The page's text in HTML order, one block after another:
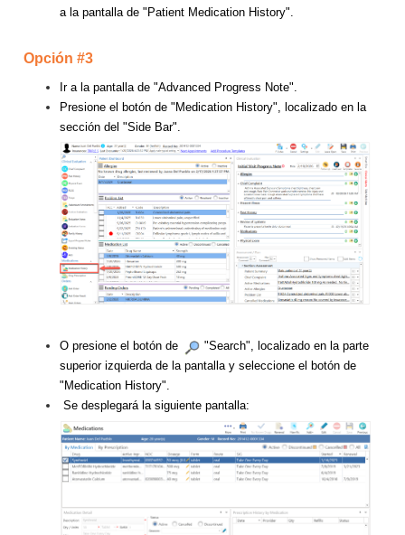
a la pantalla de "Patient Medication History".
Opción #3
Ir a la pantalla de "Advanced Progress Note".
Presione el botón de "Medication History", localizado en la
sección del "Side Bar".
O presione el botón de
"Search", localizado en la parte
superior izquierda de la pantalla y seleccione el botón de
"Medication History".
Se desplegará la siguiente pantalla: